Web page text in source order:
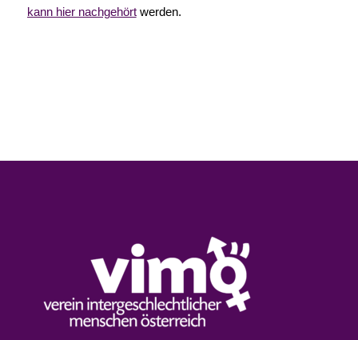
kann hier nachgehörtwerden.